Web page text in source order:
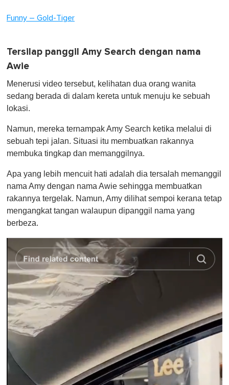
0
Funny – Gold-Tiger
Tersilap panggil Amy Search dengan nama
Awie
Menerusi video tersebut, kelihatan dua orang wanita
sedang berada di dalam kereta untuk menuju ke sebuah
lokasi.
Namun, mereka ternampak Amy Search ketika melalui di
sebuah tepi jalan. Situasi itu membuatkan rakannya
membuka tingkap dan memanggilnya.
Apa yang lebih mencuit hati adalah dia tersalah memanggil
nama Amy dengan nama Awie sehingga membuatkan
rakannya tergelak. Namun, Amy dilihat sempoi kerana tetap
mengangkat tangan walaupun dipanggil nama yang
berbeza.